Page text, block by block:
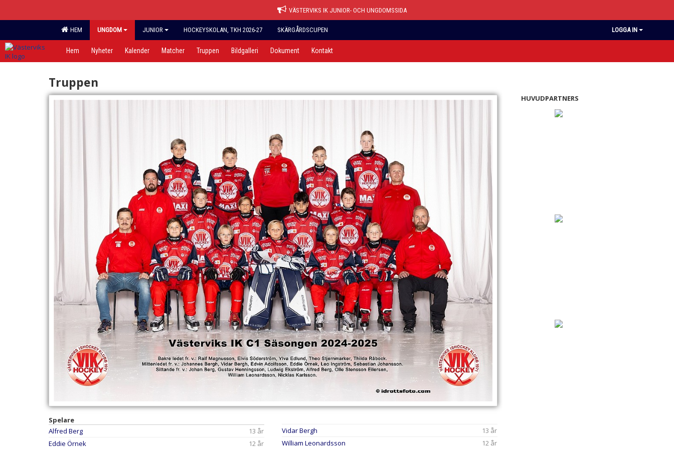
VÄSTERVIKS IK JUNIOR- OCH UNGDOMSSIDA
HEM UNGDOM JUNIOR HOCKEYSKOLAN, TKH 2026-27 SKÄRGÅRDSCUPEN LOGGA IN
Hem Nyheter Kalender Matcher Truppen Bildgalleri Dokument Kontakt
Truppen
Spelare
Alfred Berg
13 år
Eddie Örnek
12 år
Vidar Bergh
13 år
William Leonardsson
12 år
HUVUDPARTNERS